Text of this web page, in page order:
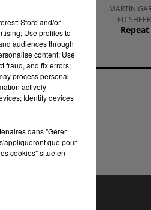
Send My Love
(to Your New
Lover)
MARTIN
ED
Store and/or
Use profiles to
audiences through
content; Use
fraud, and fix errors;
process personal
actively
Identify devices
dans "Gérer
que pour
cookies" situé en